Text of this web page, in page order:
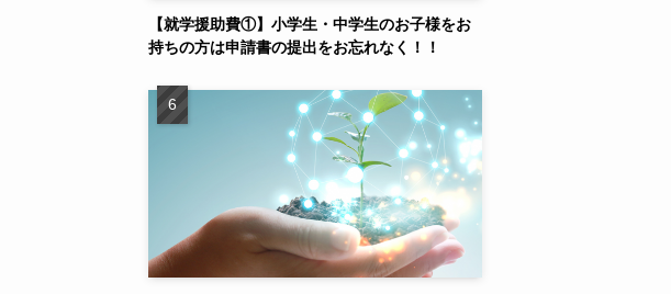
【就学援助費①】小学生・中学生のお子様をお
持ちの方は申請書の提出をお忘れなく！！